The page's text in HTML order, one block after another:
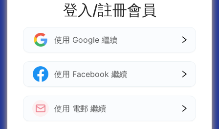
登入/註冊會員
使用 Google 繼續
使用 Facebook 繼續
使用 電郵 繼續